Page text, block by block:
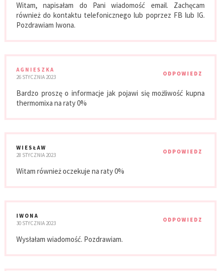
Witam, napisałam do Pani wiadomość email. Zachęcam
również do kontaktu telefonicznego lub poprzez FB lub IG.
Pozdrawiam Iwona.
AGNIESZKA
26 STYCZNIA 2023
ODPOWIEDZ
Bardzo proszę o informacje jak pojawi się możliwość kupna
thermomixa na raty 0%
WIESŁAW
28 STYCZNIA 2023
ODPOWIEDZ
Witam również oczekuje na raty 0%
IWONA
30 STYCZNIA 2023
ODPOWIEDZ
Wysłałam wiadomość. Pozdrawiam.